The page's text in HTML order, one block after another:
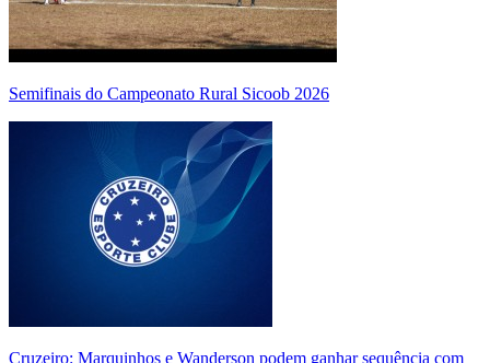
Semifinais do Campeonato Rural Sicoob 2026
Cruzeiro: Marquinhos e Wanderson podem ganhar sequência com